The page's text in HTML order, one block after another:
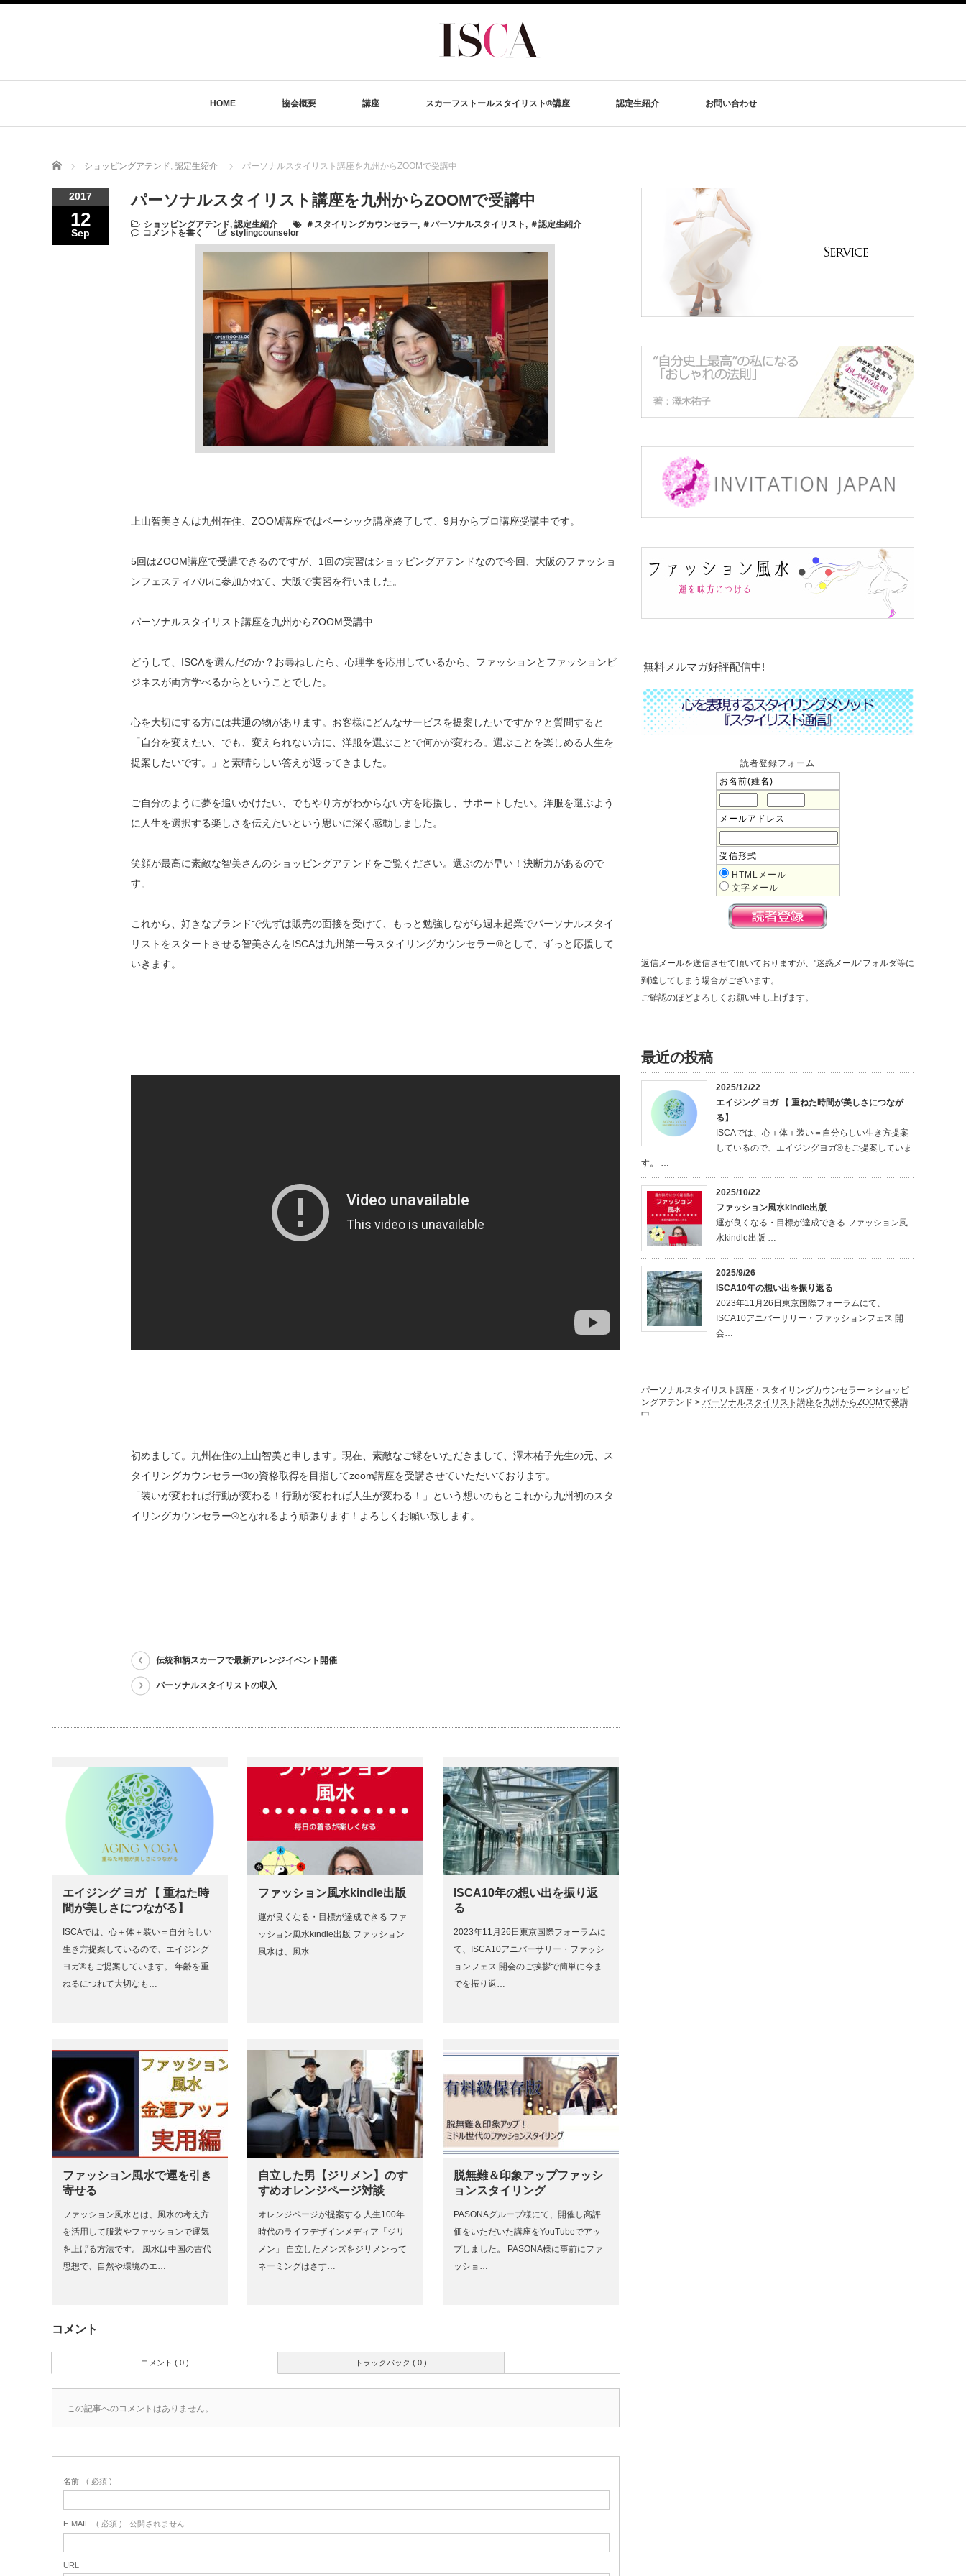
HOME 協会概要 講座 スカーフストールスタイリスト®講座 認定生紹介 お問い合わせ
Home ショッピングアテンド, 認定生紹介 パーソナルスタイリスト講座を九州からZOOMで受講中
2017
12
Sep
パーソナルスタイリスト講座を九州からZOOMで受講中
ショッピングアテンド, 認定生紹介 ＃スタイリングカウンセラー, ＃パーソナルスタイリスト, ＃認定生紹介
コメントを書く
stylingcounselor
上山智美さんは九州在住、ZOOM講座ではベーシック講座終了して、9月からプロ講座受講中です。
5回はZOOM講座で受講できるのですが、1回の実習はショッピングアテンドなので今回、大阪のファッショ
ンフェスティバルに参加かねて、大阪で実習を行いました。
パーソナルスタイリスト講座を九州からZOOM受講中
どうして、ISCAを選んだのか？お尋ねしたら、心理学を応用しているから、ファッションとファッションビ
ジネスが両方学べるからということでした。
心を大切にする方には共通の物があります。お客様にどんなサービスを提案したいですか？と質問すると
「自分を変えたい、でも、変えられない方に、洋服を選ぶことで何かが変わる。選ぶことを楽しめる人生を
提案したいです。」と素晴らしい答えが返ってきました。
ご自分のように夢を追いかけたい、でもやり方がわからない方を応援し、サポートしたい。洋服を選ぶよう
に人生を選択する楽しさを伝えたいという思いに深く感動しました。
笑顔が最高に素敵な智美さんのショッピングアテンドをご覧ください。選ぶのが早い！決断力があるので
す。
これから、好きなブランドで先ずは販売の面接を受けて、もっと勉強しながら週末起業でパーソナルスタイ
リストをスタートさせる智美さんをISCAは九州第一号スタイリングカウンセラー®として、ずっと応援して
いきます。
初めまして。九州在住の上山智美と申します。現在、素敵なご縁をいただきまして、澤木祐子先生の元、ス
タイリングカウンセラー®︎の資格取得を目指してzoom講座を受講させていただいております。
「装いが変われば行動が変わる！行動が変われば人生が変わる！」という想いのもとこれから九州初のスタ
イリングカウンセラー®︎となれるよう頑張ります！よろしくお願い致します。
伝統和柄スカーフで最新アレンジイベント開催
パーソナルスタイリストの収入
エイジング ヨガ 【 重ねた時
間が美しさにつながる】
ISCAでは、心＋体＋装い＝自分らしい
生き方提案しているので、エイジング
ヨガ®もご提案しています。 年齢を重
ねるにつれて大切なも…
ファッション風水kindle出版
運が良くなる・目標が達成できる ファ
ッション風水kindle出版 ファッション
風水は、風水…
ISCA10年の想い出を振り返
る
2023年11月26日東京国際フォーラムに
て、ISCA10アニバーサリー・ファッシ
ョンフェス 開会のご挨拶で簡単に今ま
でを振り返…
ファッション風水で運を引き
寄せる
ファッション風水とは、風水の考え方
を活用して服装やファッションで運気
を上げる方法です。 風水は中国の古代
思想で、自然や環境のエ…
自立した男【ジリメン】のす
すめオレンジページ対談
オレンジページが提案する 人生100年
時代のライフデザインメディア「ジリ
メン」 自立したメンズをジリメンって
ネーミングはさす…
脱無難＆印象アップファッシ
ョンスタイリング
PASONAグループ様にて、開催し高評
価をいただいた講座をYouTubeでアッ
プしました。 PASONA様に事前にファ
ッショ…
コメント
トラックバック ( 0 )
コメント ( 0 )
この記事へのコメントはありません。
名前 ( 必須 )
E-MAIL ( 必須 ) - 公開されません -
URL
無料メルマガ好評配信中!
読者登録フォーム
お名前(姓名)
メールアドレス
受信形式
HTMLメール
文字メール
返信メールを送信させて頂いておりますが、"迷惑メール"フォルダ等に
到達してしまう場合がございます。
ご確認のほどよろしくお願い申し上げます。
最近の投稿
2025/12/22
エイジング ヨガ 【 重ねた時間が美しさにつなが
る】
ISCAでは、心＋体＋装い＝自分らしい生き方提案
しているので、エイジングヨガ®もご提案していま
す。 …
2025/10/22
ファッション風水kindle出版
運が良くなる・目標が達成できる ファッション風
水kindle出版 …
2025/9/26
ISCA10年の想い出を振り返る
2023年11月26日東京国際フォーラムにて、
ISCA10アニバーサリー・ファッションフェス 開
会…
パーソナルスタイリスト講座・スタイリングカウンセラー > ショッピ
ングアテンド > パーソナルスタイリスト講座を九州からZOOMで受講
中